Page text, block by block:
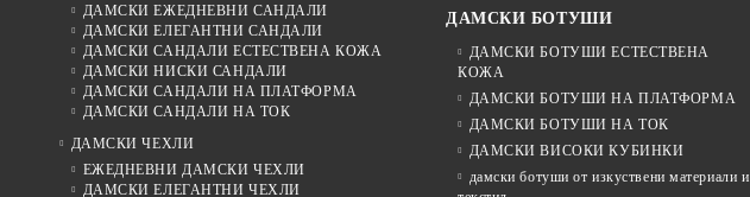
ДАМСКИ ЕЖЕДНЕВНИ САНДАЛИ
ДАМСКИ ЕЛЕГАНТНИ САНДАЛИ
ДАМСКИ САНДАЛИ ЕСТЕСТВЕНА КОЖА
ДАМСКИ НИСКИ САНДАЛИ
ДАМСКИ САНДАЛИ НА ПЛАТФОРМА
ДАМСКИ САНДАЛИ НА ТОК
ДАМСКИ ЧЕХЛИ
ЕЖЕДНЕВНИ ДАМСКИ ЧЕХЛИ
ДАМСКИ ЕЛЕГАНТНИ ЧЕХЛИ
ДАМСКИ БОТУШИ
ДАМСКИ БОТУШИ ЕСТЕСТВЕНА
КОЖА
ДАМСКИ БОТУШИ НА ПЛАТФОРМА
ДАМСКИ БОТУШИ НА ТОК
ДАМСКИ ВИСОКИ КУБИНКИ
дамски ботуши от изкуствени материали и